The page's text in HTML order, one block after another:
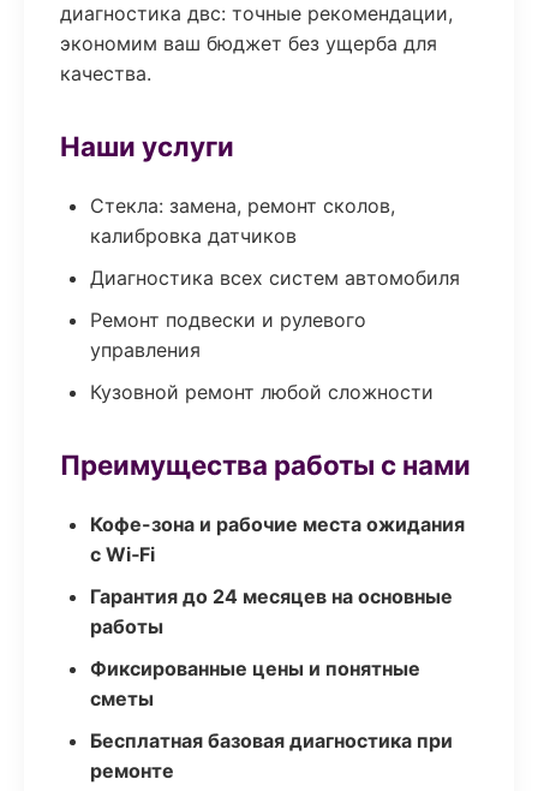
диагностика двс: точные рекомендации,
экономим ваш бюджет без ущерба для
качества.
Наши услуги
Стекла: замена, ремонт сколов,
калибровка датчиков
Диагностика всех систем автомобиля
Ремонт подвески и рулевого
управления
Кузовной ремонт любой сложности
Преимущества работы с нами
Кофе-зона и рабочие места ожидания
с Wi‑Fi
Гарантия до 24 месяцев на основные
работы
Фиксированные цены и понятные
сметы
Бесплатная базовая диагностика при
ремонте